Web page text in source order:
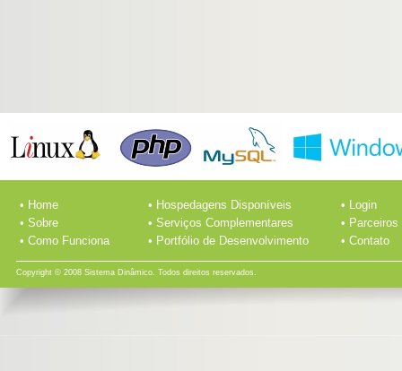
• Home
• Sobre
• Como Funciona
• Hospedagens Disponíveis
• Serviços Complementares
• Portfólio de Desenvolvimento
• Login
• Parceiros
• Contato
Copyright © 2008 Sistema Dinâmico. Todos direitos reservados.